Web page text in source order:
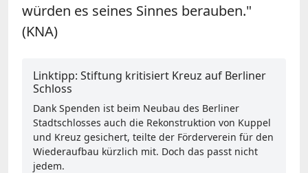
würden es seines Sinnes berauben."
(KNA)
Linktipp: Stiftung kritisiert Kreuz auf Berliner
Schloss
Dank Spenden ist beim Neubau des Berliner
Stadtschlosses auch die Rekonstruktion von Kuppel
und Kreuz gesichert, teilte der Förderverein für den
Wiederaufbau kürzlich mit. Doch das passt nicht
jedem.